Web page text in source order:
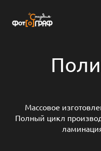
Массовое
Полный цикл